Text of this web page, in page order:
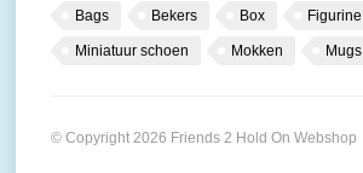
Bags Bekers Box Figurine
Miniatuur schoen Mokken Mugs
© Copyright 2026 Friends 2 Hold On Webshop